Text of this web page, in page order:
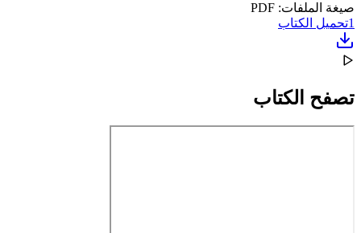
صيغة الملفات: PDF
1تحميل الكتاب
تصفح الكتاب